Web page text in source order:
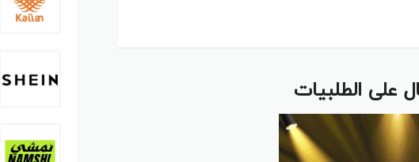
الطلبيات